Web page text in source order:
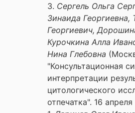
3. Сергель Ольга
Зинаида
Георгиевич,
Курочкина Алла
Нина Глебовна
"Консультационная
интерпретации
цитологического
отпечатка". 16 апреля